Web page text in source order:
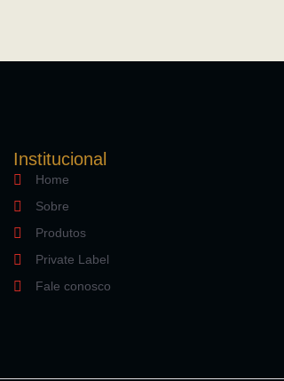
Institucional
Home
Sobre
Produtos
Private Label
Fale conosco